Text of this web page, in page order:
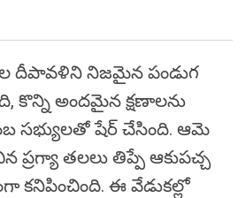
దీపావళిని నిజమైన పండుగ
కొన్ని అందమైన క్షణాలను
సభ్యులతో షేర్ చేసింది. ఆమె
ప్రగ్యా తలలు తిప్పే ఆకుపచ్చ
కనిపించింది. ఈ వేడుకల్లో